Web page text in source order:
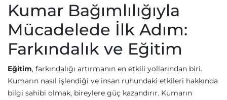
Kumar Bağımlılığıyla
Mücadelede İlk Adım:
Farkındalık ve Eğitim
Eğitim, farkındalığı artırmanın en etkili yollarından biri.
Kumarın nasıl işlendiği ve insan ruhundaki etkileri hakkında
bilgi sahibi olmak, bireylere güç kazandırır. Kumarın